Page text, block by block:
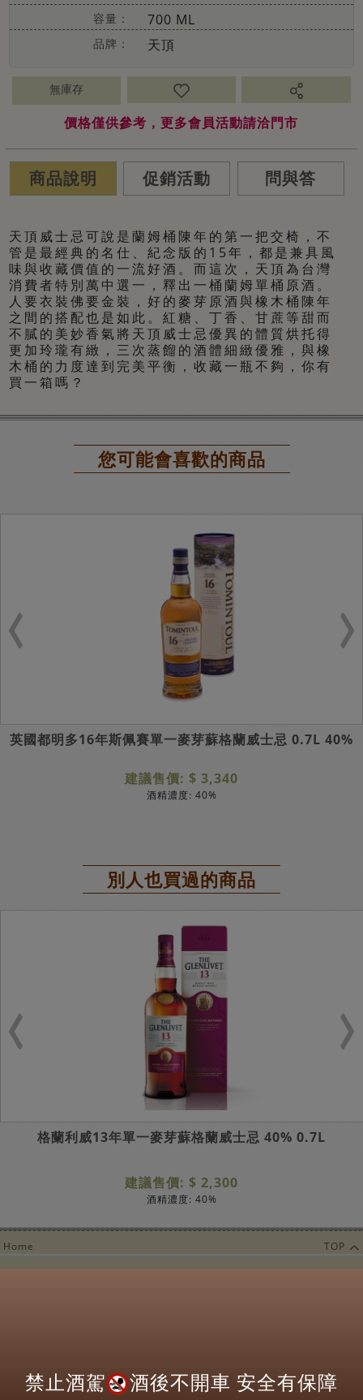
容量： 700 ML
品牌： 天頂
無庫存
價格僅供參考，更多會員活動請洽門市
商品說明 促銷活動 問與答
天頂威士忌可說是蘭姆桶陳年的第一把交椅，不
管是最經典的名仕、紀念版的15年，都是兼具風
味與收藏價值的一流好酒。而這次，天頂為台灣
消費者特別萬中選一，釋出一桶蘭姆單桶原酒。
人要衣裝佛要金裝，好的麥芽原酒與橡木桶陳年
之間的搭配也是如此。紅糖、丁香、甘蔗等甜而
不膩的美妙香氣將天頂威士忌優異的體質烘托得
更加玲瓏有緻，三次蒸餾的酒體細緻優雅，與橡
木桶的力度達到完美平衡，收藏一瓶不夠，你有
買一箱嗎？
您可能會喜歡的商品
英國都明多16年斯佩賽單一麥芽蘇格蘭威士忌 0.7L 40%
建議售價: $ 3,340
酒精濃度: 40%
別人也買過的商品
格蘭利威13年單一麥芽蘇格蘭威士忌 40% 0.7L
建議售價: $ 2,300
酒精濃度: 40%
Home TOP
電子報訂閱
禁止酒駕 酒後不開車 安全有保障